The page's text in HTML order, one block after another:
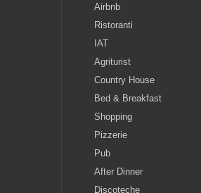
Airbnb
Ristoranti
IAT
Agriturist
Country House
Bed & Breakfast
Shopping
Pizzerie
Pub
After Dinner
Discoteche